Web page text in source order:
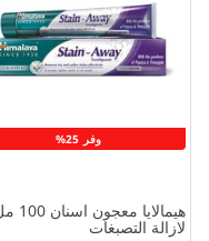
وفر 25%
هيمالايا
لازالة التصبغات